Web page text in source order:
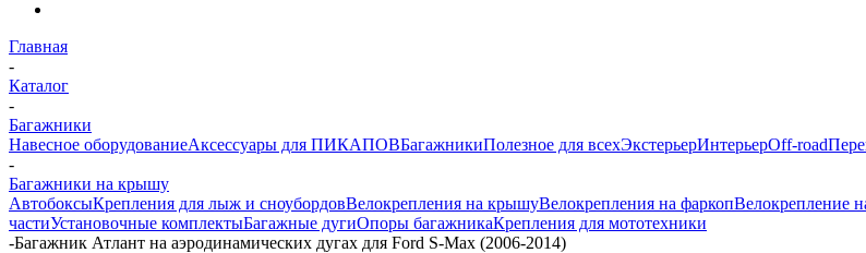
Главная
-
Каталог
-
Багажники
Навесное оборудованиеАксессуары для ПИКАПОВБагажникиПолезное для всехЭкстерьерИнтерьерOff-road
-
Багажники на крышу
АвтобоксыКрепления для лыж и сноубордовВелокрепления на крышуВелокрепления на фаркопВелокрепление
частиУстановочные комплектыБагажные дугиОпоры багажникаКрепления для мототехники
-Багажник Атлант на аэродинамических дугах для Ford S-Max (2006-2014)